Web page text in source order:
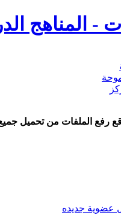
- المناهج
رفع الملفات من تحميل
عضوية جديده